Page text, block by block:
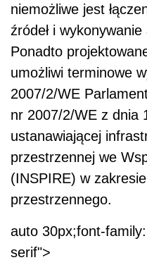
niemożliwe jest
źródeł i
Ponadto
umożliwi terminowe
2007/2/WE
nr 2007/2/WE z dnia
ustanawiającej
przestrzennej we
(INSPIRE) w
przestrzennego.
auto 30px;font-
serif">